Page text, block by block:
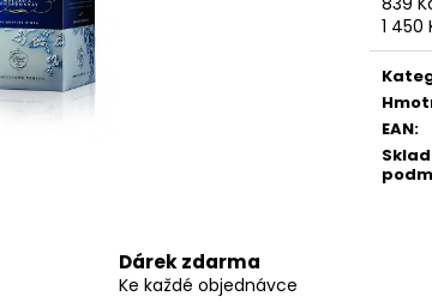
Měrná
cena:
1 450
EAN:
Dárek zdarma
Ke každé objednávce
CHOCMOD ČOKOLÁDOVÉ CHIPSY
MLÉČNÉ 125G
86 Kč
Původně: